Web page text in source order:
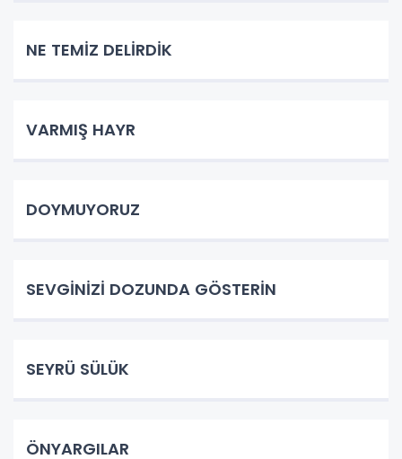
NE TEMİZ DELİRDİK
VARMIŞ HAYR
DOYMUYORUZ
SEVGİNİZİ DOZUNDA GÖSTERİN
SEYRÜ SÜLÜK
ÖNYARGILAR